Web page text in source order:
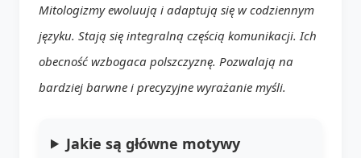
Mitologizmy ewoluują i adaptują się w codziennym
języku. Stają się integralną częścią komunikacji. Ich
obecność wzbogaca polszczyznę. Pozwalają na
bardziej barwne i precyzyjne wyrażanie myśli.
Jakie są główne motywy